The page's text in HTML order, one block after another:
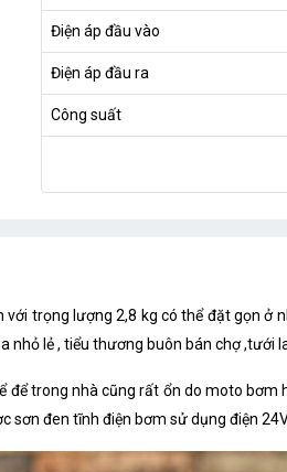
Điện áp đầu vào
Điện áp đầu ra
Công suất
với trọng lượng 2,8 kg có thể đặt gọn ở
lẻ , tiểu thương buôn bán chợ ,tưới
trong nhà cũng rất ổn do moto
sơn đen tĩnh điện bơm sử dụng điện